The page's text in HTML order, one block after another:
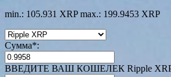
min.: 105.931 XRP max.: 199.9453 XRP
Сумма*:
ВВЕДИТЕ ВАШ КОШЕЛЕК Ripple